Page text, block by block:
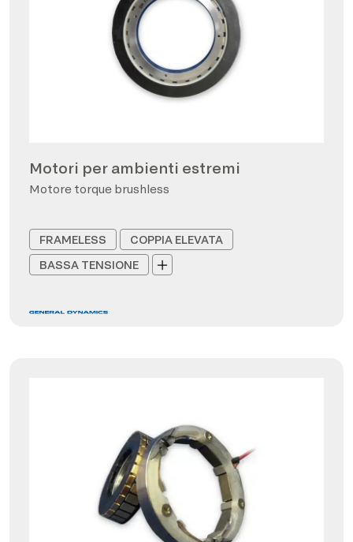
Motori per ambienti estremi
Motore torque brushless
FRAMELESS
COPPIA ELEVATA
BASSA TENSIONE